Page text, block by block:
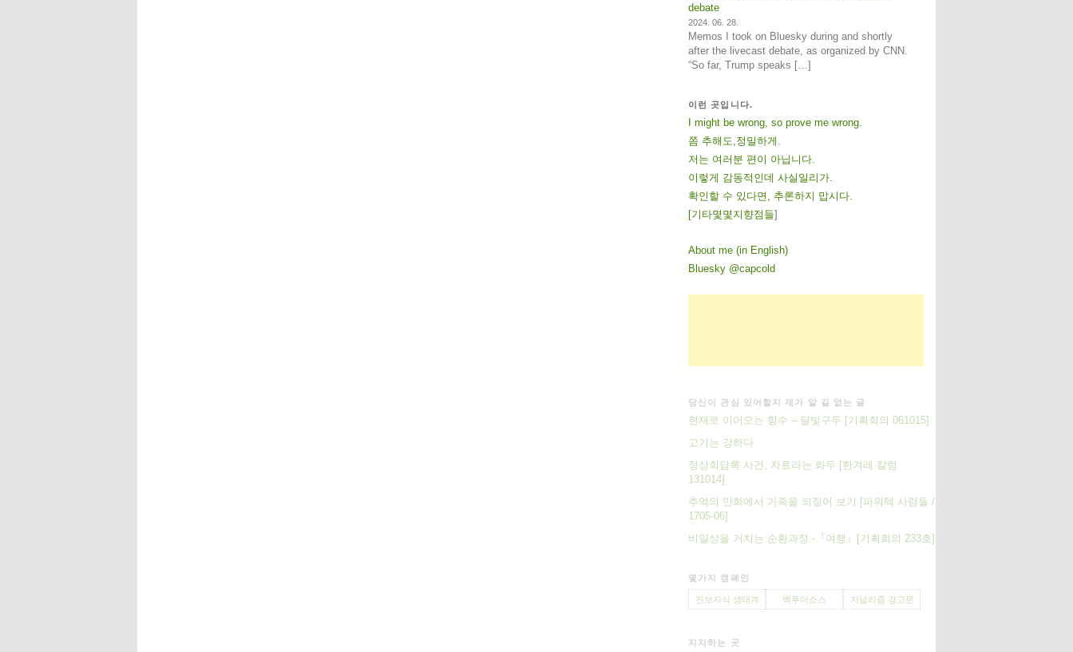
debate
2024. 06. 28.
Memos I took on Bluesky during and shortly
after the livecast debate, as organized by CNN.
“So far, Trump speaks […]
이런 곳입니다.
I might be wrong, so prove me wrong.
쫌 추해도,정밀하게.
저는 여러분 편이 아닙니다.
이렇게 감동적인데 사실일리가.
확인할 수 있다면, 추론하지 맙시다.
[기 타몇 몇 지 향점 들]
About me (in English)
Bluesky @capcold
당신이 관심 있어할지 제가 알 길 없는 글
현재로 이어오는 향수 – 달빛구두 [기획회의 061015]
고기는 강하다
정상회담록 사건, 자료라는 화두 [한겨레 칼럼
131014]
추억의 만화에서 가족을 되짚어 보기 [파워텍 사람들 /
1705-06]
비일상을 거치는 순환과정 -『여행』[기획회의 233호]
몇가지 캠페인
진보지식 생태계 백투더소스 저널리즘 경고문
지지하는 곳